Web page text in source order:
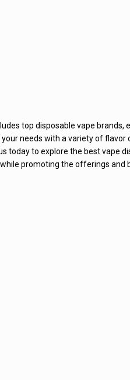
top disposable vape brands,
needs with a variety of
today to explore the best vape
promoting the offerings